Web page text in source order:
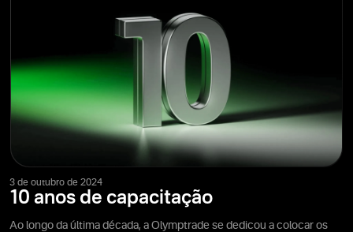
3 de outubro de 2024
10 anos de capacitação
Ao longo da última década, a Olymptrade se dedicou a colocar os